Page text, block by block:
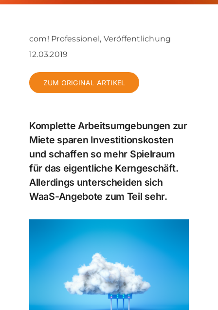
News & Blog
Kontakt
com! Professionel, Veröffentlichung
12.03.2019
ZUM ORIGINAL ARTIKEL
Komplette Arbeitsumgebungen zur
Miete sparen Investitionskosten
und schaffen so mehr Spielraum
für das eigentliche Kerngeschäft.
Allerdings unterscheiden sich
WaaS-Angebote zum Teil sehr.